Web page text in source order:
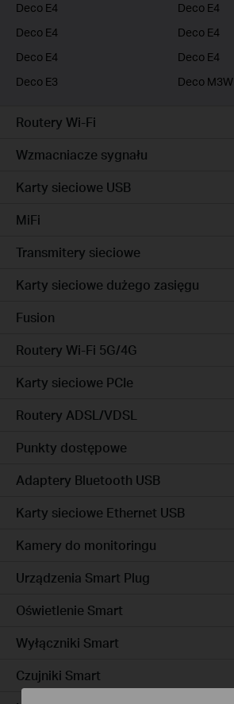
Deco E4
Deco E4
Deco E4
Deco E4
Deco E4
Deco E4
Deco E3
Deco M3W
Routery Wi-Fi
Wzmacniacze sygnału
Karty sieciowe USB
MiFi
Transmitery sieciowe
Karty sieciowe dużego zasięgu
Fusion
Routery Wi-Fi 5G/4G
Karty sieciowe PCIe
Routery ADSL/VDSL
Punkty dostępowe
Adaptery Bluetooth USB
Karty sieciowe Ethernet USB
Kamery do monitoringu
Urządzenia Smart Plug
Oświetlenie Smart
Wyłączniki Smart
Czujniki Smart